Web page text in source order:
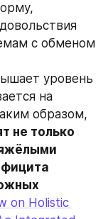
с обменом
уровень
на
не только
on Holistic